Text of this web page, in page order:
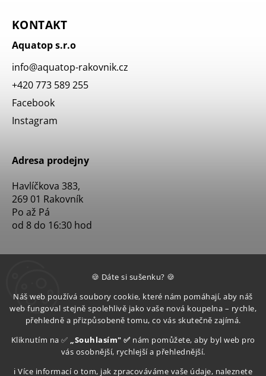
🍪 Dáte si sušenku? 🍪
Náš web používá soubory cookie, které nám pomáhají, aby náš
web fungoval stejně spolehlivě jako vaše nová koupelna – rychle,
přehledně a přizpůsobeně tomu, co vás skutečně zajímá.
Kliknutím na ✅ „Souhlasím" ✅ nám pomůžete, aby byl web pro
vás osobnější, rychlejší a přehlednější.
ℹ️ Více informací o tom, jak zpracováváme vaše údaje, naleznete
KONTAKT
Aquatop s.r.o
info@aquatop-rakovnik.cz
+420 773 589 255
Facebook
Instagram
Adresa prodejny
Havlíčkova 383,
269 01 Rakovník
Po až Pá
od 8 do 16:30 hod